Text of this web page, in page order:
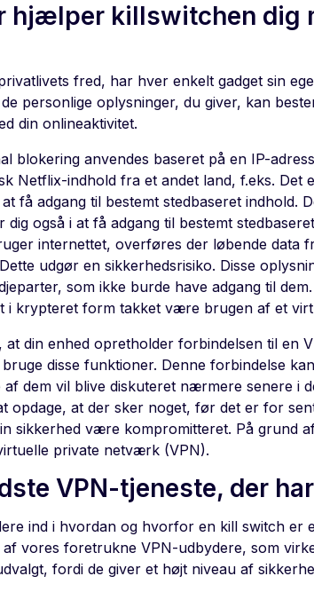
hjælper killswitchen dig
fred, har hver enkelt gadget sin
personlige oplysninger, du giver, kan
din onlineaktivitet.
blokering anvendes baseret på en IP-
Netflix-indhold fra et andet land, f.eks.
at få adgang til bestemt stedbaseret indhold.
dig også i at få adgang til bestemt
internettet, overføres der løbende data
udgør en sikkerhedsrisiko. Disse
som ikke burde have adgang til
i krypteret form takket være brugen af et
at din enhed opretholder forbindelsen til en
disse funktioner. Denne forbindelse
dem vil blive diskuteret nærmere senere i
opdage, at der sker noget, før det er for
sikkerhed være kompromitteret. På grund
private netværk (VPN).
VPN-tjeneste, der
ind i hvordan og hvorfor en kill switch er
vores foretrukne VPN-udbydere, som
fordi de giver et højt niveau af